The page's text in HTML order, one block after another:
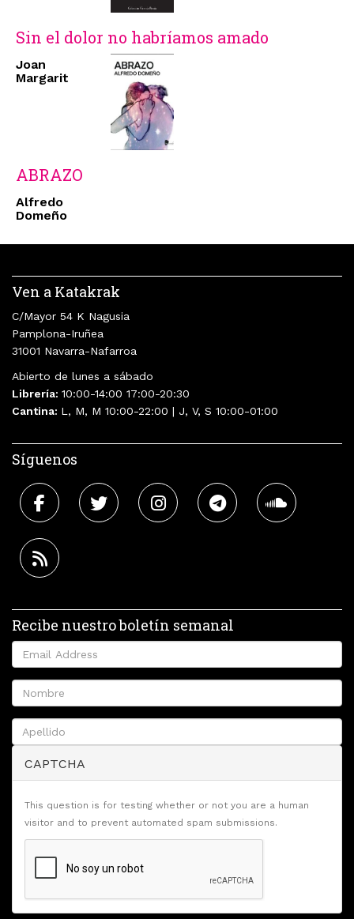
Sin el dolor no habríamos amado
Joan
Margarit
ABRAZO
Alfredo
Domeño
Ven a Katakrak
C/Mayor 54 K Nagusia
Pamplona-Iruñea
31001 Navarra-Nafarroa
Abierto de lunes a sábado
Librería: 10:00-14:00 17:00-20:30
Cantina: L, M, M 10:00-22:00 | J, V, S 10:00-01:00
Síguenos
Recibe nuestro boletín semanal
CAPTCHA
This question is for testing whether or not you are a human
visitor and to prevent automated spam submissions.